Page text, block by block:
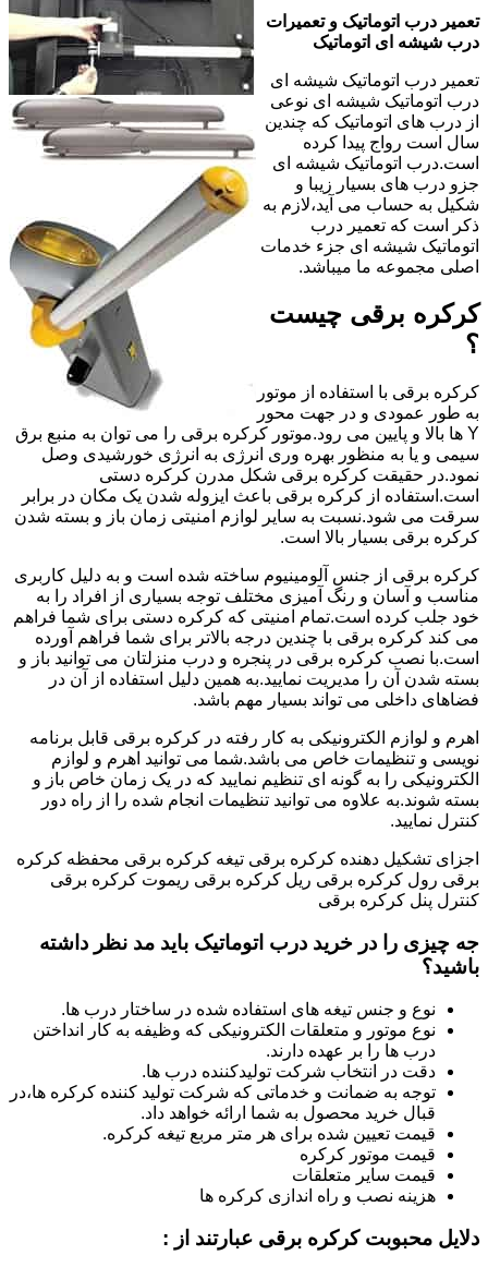
تعمیر درب اتوماتیک و تعمیرات
درب شیشه ای اتوماتیک
تعمیر درب اتوماتیک شیشه ای
درب اتوماتیک شیشه ای نوعی
از درب های اتوماتیک که چندین
سال است رواج پیدا کرده
است.درب اتوماتیک شیشه ای
جزو درب های بسیار زیبا و
شکیل به حساب می آید،لازم به
ذکر است که تعمیر درب
اتوماتیک شیشه ای جزء خدمات
اصلی مجموعه ما میباشد.
کرکره برقی چیست
؟
کرکره برقی با استفاده از موتور
به طور عمودی و در جهت محور
Y ها بالا و پایین می رود.موتور کرکره برقی را می توان به منبع برق
سیمی و یا به منظور بهره وری انرژی به انرژی خورشیدی وصل
نمود.در حقیقت کرکره برقی شکل مدرن کرکره دستی
است.استفاده از کرکره برقی باعث ایزوله شدن یک مکان در برابر
سرقت می شود.نسبت به سایر لوازم امنیتی زمان باز و بسته شدن
کرکره برقی بسیار بالا است.
کرکره برقی از جنس آلومینیوم ساخته شده است و به دلیل کاربری
مناسب و آسان و رنگ آمیزی مختلف توجه بسیاری از افراد را به
خود جلب کرده است.تمام امنیتی که کرکره دستی برای شما فراهم
می کند کرکره برقی با چندین درجه بالاتر برای شما فراهم آورده
است.با نصب کرکره برقی در پنجره و درب منزلتان می توانید باز و
بسته شدن آن را مدیریت نمایید.به همین دلیل استفاده از آن در
فضاهای داخلی می تواند بسیار مهم باشد.
اهرم و لوازم الکترونیکی به کار رفته در کرکره برقی قابل برنامه
نویسی و تنظیمات خاص می باشد.شما می توانید اهرم و لوازم
الکترونیکی را به گونه ای تنظیم نمایید که در یک زمان خاص باز و
بسته شوند.به علاوه می توانید تنظیمات انجام شده را از راه دور
کنترل نمایید.
اجزای تشکیل دهنده کرکره برقی تیغه کرکره برقی محفظه کرکره
برقی رول کرکره برقی ریل کرکره برقی ریموت کرکره برقی
کنترل پنل کرکره برقی
جه چیزی را در خرید درب اتوماتیک باید مد نظر داشته
باشید؟
نوع و جنس تیغه های استفاده شده در ساختار درب ها.
نوع موتور و متعلقات الکترونیکی که وظیفه به کار انداختن
درب ها را بر عهده دارند.
دقت در انتخاب شرکت تولیدکننده درب ها.
توجه به ضمانت و خدماتی که شرکت تولید کننده کرکره ها،در
قبال خرید محصول به شما ارائه خواهد داد.
قیمت تعیین شده برای هر متر مربع تیغه کرکره.
قیمت موتور کرکره
قیمت سایر متعلقات
هزینه نصب و راه اندازی کرکره ها
دلایل محبوبت کرکره برقی عبارتند از :